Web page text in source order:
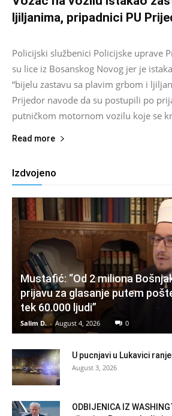
ljiljanima, pripadnici PU
Salim D. - August 7, 2026
Policijski službenici Policijske uprave
su lice iz Bosanskog Novog jer je
“bijelu zastavu sa plavim grbom i
Prijedor navode da su postupili po
putničkom motornom vozilu koje se
Read more
Izdvojeno
Mustafić: “Od 2 miliona
prijavu za glasanje putem
tek 60.000 ljudi”
Salim D. - August 4, 2026 0
U pucnjavi u Lukavici
August 3, 2026
ODBIJENICA IZ